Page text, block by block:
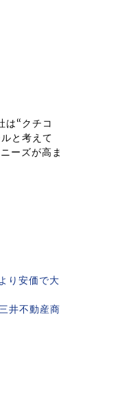
は“クチコ
と考えて
ーズが高ま
り安価で大
井不動産商